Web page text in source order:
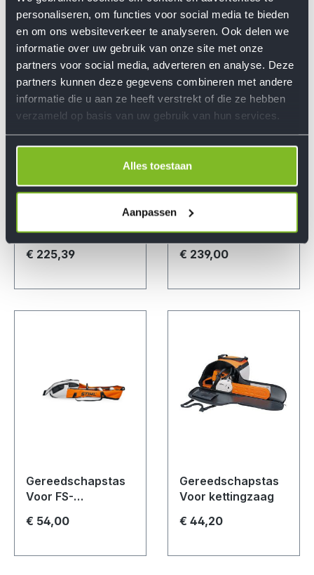
personaliseren, om functies voor social media te bieden
en om ons websiteverkeer te analyseren. Ook delen we
informatie over uw gebruik van onze site met onze
partners voor social media, adverteren en analyse. Deze
partners kunnen deze gegevens combineren met andere
informatie die u aan ze heeft verstrekt of die ze hebben
verzameld op basis van uw gebruik van hun services.
Alles toestaan
Aanpassen
ROBOTMAAIER
€ 225,39
GARAGE
ROBOTMAAIER
ANTRACIET uit
€ 239,00
Gereedschapstas
Voor FS-
€ 54,00
Gereedschapstas
Voor kettingzaag
€ 44,20